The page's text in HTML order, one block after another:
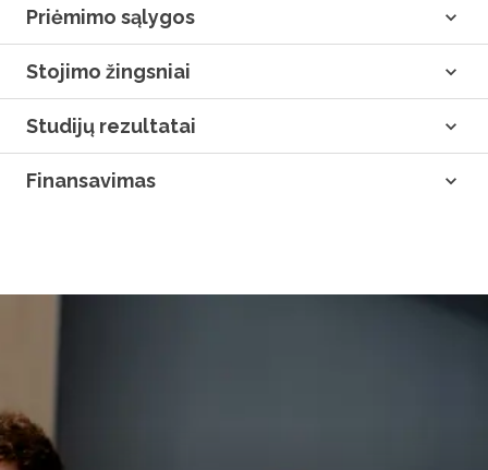
Priėmimo sąlygos
Stojimo žingsniai
Studijų rezultatai
Finansavimas